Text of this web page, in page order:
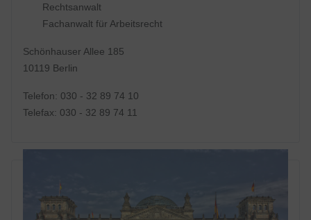
Rechtsanwalt
Fachanwalt für Arbeitsrecht
Schönhauser Allee 185
10119 Berlin
Telefon: 030 - 32 89 74 10
Telefax: 030 - 32 89 74 11